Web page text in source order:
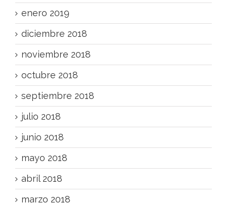
enero 2019
diciembre 2018
noviembre 2018
octubre 2018
septiembre 2018
julio 2018
junio 2018
mayo 2018
abril 2018
marzo 2018